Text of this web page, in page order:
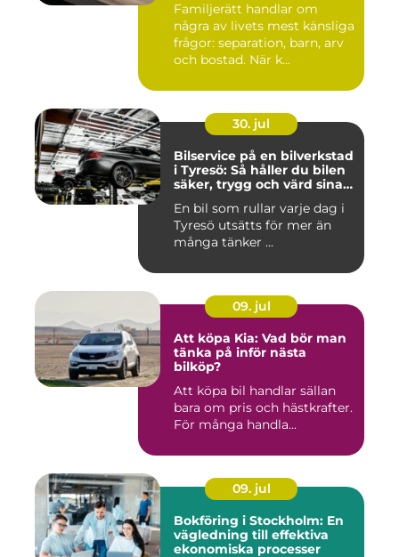
Familjerätt handlar om
några av livets mest känsliga
frågor: separation, barn, arv
och bostad. När k...
30. jul
Bilservice på en bilverkstad
i Tyresö: Så håller du bilen
säker, trygg och värd sina
En bil som rullar varje dag i
Tyresö utsätts för mer än
många tänker ...
09. jul
Att köpa Kia: Vad bör man
tänka på inför nästa
bilköp?
Att köpa bil handlar sällan
bara om pris och hästkrafter.
För många handla...
09. jul
Bokföring i Stockholm: En
vägledning till effektiva
ekonomiska processer